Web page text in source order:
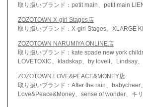
取り扱いブランド：petit main、petit main
ZOZOTOWN X-girl Stages店
取り扱いブランド：X-girl Stages、XLARGE
ZOZOTOWN NARUMIYA ONLINE店
取り扱いブランド：kate spade new york
LOVETOXIC、kladskap、by loveit、Lindsay
ZOZOTOWN LOVE&PEACE&MONEY店
取り扱いブランド：After the rain、babycheer、
Love&Peace&Money、sense of wonder、キ